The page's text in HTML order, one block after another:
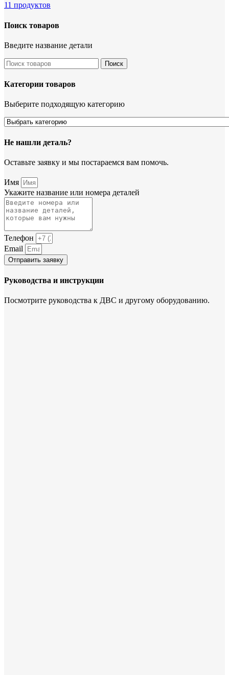
11 продуктов
Поиск товаров
Введите название детали
Поиск
Категории товаров
Выберите подходящую категорию
Не нашли деталь?
Оставьте заявку и мы постараемся вам помочь.
Имя
Укажите название или номера деталей
Телефон
Email
Отправить заявку
Руководства и инструкции
Посмотрите руководства к ДВС и другому оборудованию.